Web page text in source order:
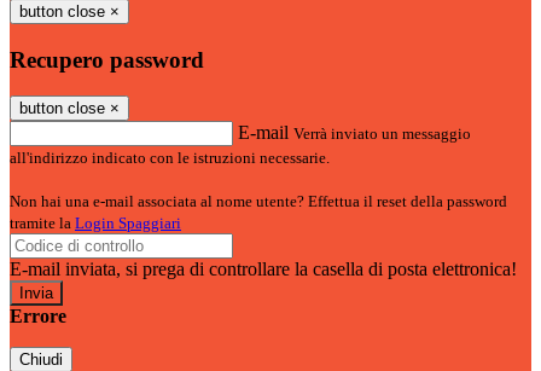
button close ×
Recupero password
button close ×
E-mail Verrà inviato un messaggio
all'indirizzo indicato con le istruzioni necessarie.
Non hai una e-mail associata al nome utente? Effettua il reset della password
tramite la Login Spaggiari
E-mail inviata, si prega di controllare la casella di posta elettronica!
Errore
Chiudi